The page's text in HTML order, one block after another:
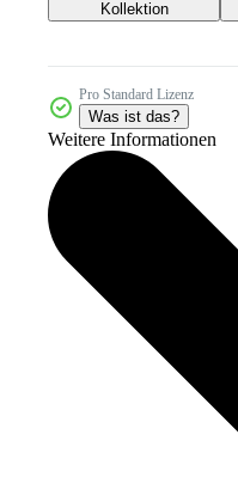
Kollektion
Pro Standard Lizenz
Was ist das?
Weitere Informationen